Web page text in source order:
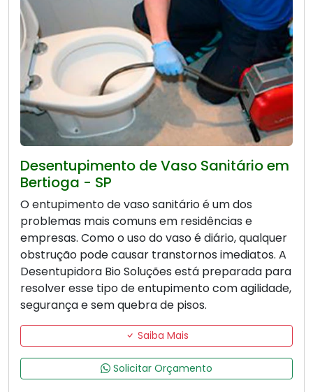
Desentupimento de Vaso Sanitário em
Bertioga - SP
O entupimento de vaso sanitário é um dos
problemas mais comuns em residências e
empresas. Como o uso do vaso é diário, qualquer
obstrução pode causar transtornos imediatos. A
Desentupidora Bio Soluções está preparada para
resolver esse tipo de entupimento com agilidade,
segurança e sem quebra de pisos.
Saiba Mais
Solicitar Orçamento